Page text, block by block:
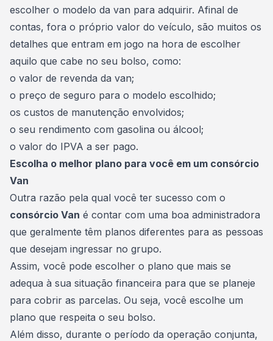
escolher o modelo da van para adquirir. Afinal de
contas, fora o próprio valor do veículo, são muitos os
detalhes que entram em jogo na hora de escolher
aquilo que cabe no seu bolso, como:
o valor de revenda da van;
o preço de seguro para o modelo escolhido;
os custos de manutenção envolvidos;
o seu rendimento com gasolina ou álcool;
o valor do IPVA a ser pago.
Escolha o melhor plano para você em um consórcio
Van
Outra razão pela qual você ter sucesso com o
consórcio Van é contar com uma boa administradora
que geralmente têm planos diferentes para as pessoas
que desejam ingressar no grupo.
Assim, você pode escolher o plano que mais se
adequa à sua situação financeira para que se planeje
para cobrir as parcelas. Ou seja, você escolhe um
plano que respeita o seu bolso.
Além disso, durante o período da operação conjunta,